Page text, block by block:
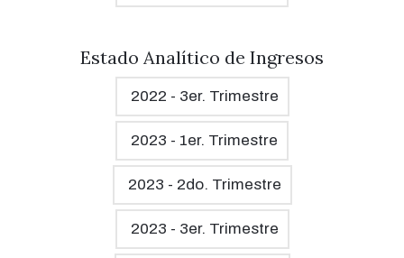
Estado Analítico de Ingresos
2022 - 3er. Trimestre
2023 - 1er. Trimestre
2023 - 2do. Trimestre
2023 - 3er. Trimestre